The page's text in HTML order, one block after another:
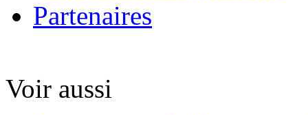
Partenaires
Voir aussi